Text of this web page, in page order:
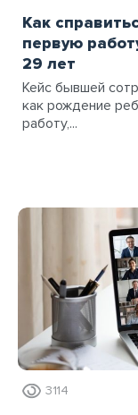
Как
первую
29 лет
Кейс бывшей
как рождение
работу,...
3114